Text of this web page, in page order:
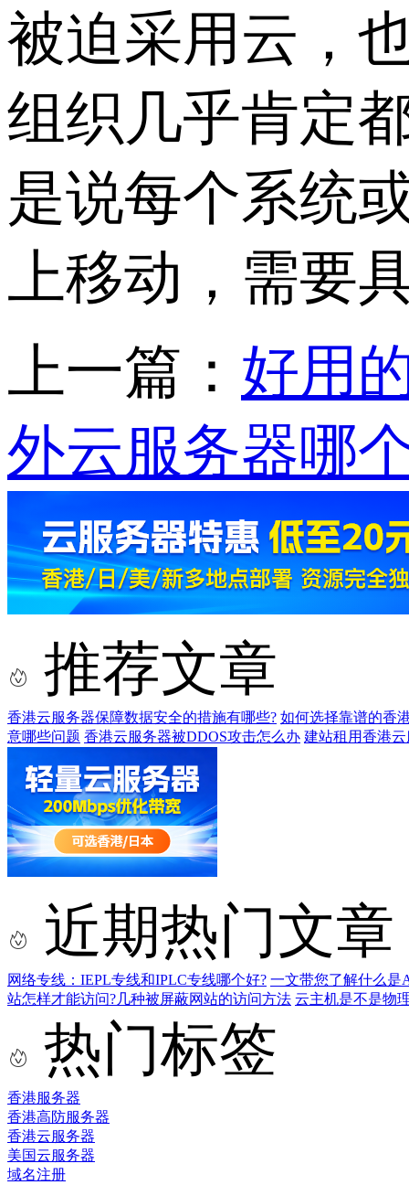
被迫采用云，
组织几乎肯定
是说每个系统
上移动，需要
上一篇： 好用
外云服务器哪
推荐文章
香港云服务器保障数据安全的措施有哪些? 如何选择靠谱的香
意哪些问题 香港云服务器被DDOS攻击怎么办 建站租用香港
近期热门文章
网络专线：IEPL专线和IPLC专线哪个好? 一文带您了解什么是
站怎样才能访问?几种被屏蔽网站的访问方法 云主机是不是物
热门标签
香港服务器
香港高防服务器
香港云服务器
美国云服务器
域名注册